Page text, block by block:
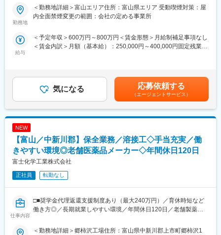
■働き方・働く環境：
もございます。）
・残業15h程度（残業代は全額支給）
※夏季休暇や年末年始休暇など、大型連休あり
・1時間から使える有給休暇あり
・マイカー通勤可
・食堂はありませんが、パンやカップ麺の自販機があります。ま
＜工場周辺の環境＞
・工場から徒歩10分圏内にコンビニあり。工場から車で5分圏内
に市内最大級のショッピングモールがある中心地に工場がありま
す。
・単身者用のアパートも多数あり生活しやすいエリアです。
23歳メンバー 年収約308万円 独身
30歳主任 年収約405万円（子供1人）
※残業代は別途支給
【はじめに】
今回は、オンコロジー領域を担当いただくMRを募集します。MR
【業務内容】
■新薬投入時のプロモーション
とクライアントとの信頼関係を築いていきます。
【CSO所属のMRとは】
医薬品・医療機器メーカーなどから依頼を受け、クライアントの
営業活動を受託する企業のことです。
チャンスもございます◎
【魅力ポイント】
■勤務地固定・転勤なしが可能で、腰を据えて長期的に働くことが
可能です。
土日祝休み・完全週休2日で、お休みもしっかり取得いただけま
す。また女性も多く活躍しており、産休育休取得や復帰実績も非
勤務地
＜勤務地詳細＞富山エリア住所：富山県エリア 受動喫煙対策：屋
内全面禁煙変更の範囲：会社の定める事業所
給与
＜予定年収＞600万円～800万円＜賃金形態＞月給制補足事項なし
＜賃金内訳＞月額（基本給）：250,000円～400,000円固定残業手
給与補足＞※給与詳細は経験・能力・資格等を踏まえて同社規定に
より決定■昇給：年1回■年収例：・718万円／28歳／年収500万円
＋営業日当＋インセンティブ（未経験入社4年目）賃金はあくまで
も目安の金額であり、選考を通じて上下する可能性があります。
月給(月額)は固定手当を含めた表記です。
気になる 応募依頼する
（エージェントサービス）
NEW
【富山／中新川郡】保全業務／溶接工◇手当充実／働
きやすい環境◎老舗医薬品メーカー◇年間休日120日
富士化学工業株式会社
正社員 転勤なし
仕事内容
□■奨学金代理返還支援制度あり（最大240万円）／育休時短など
働き方◎／長期就業しやすい環境／年間休日120日／老舗製薬メ
＜勤務地詳細＞郷柿沢工場住所：富山県中新川郡上市町郷柿沢1